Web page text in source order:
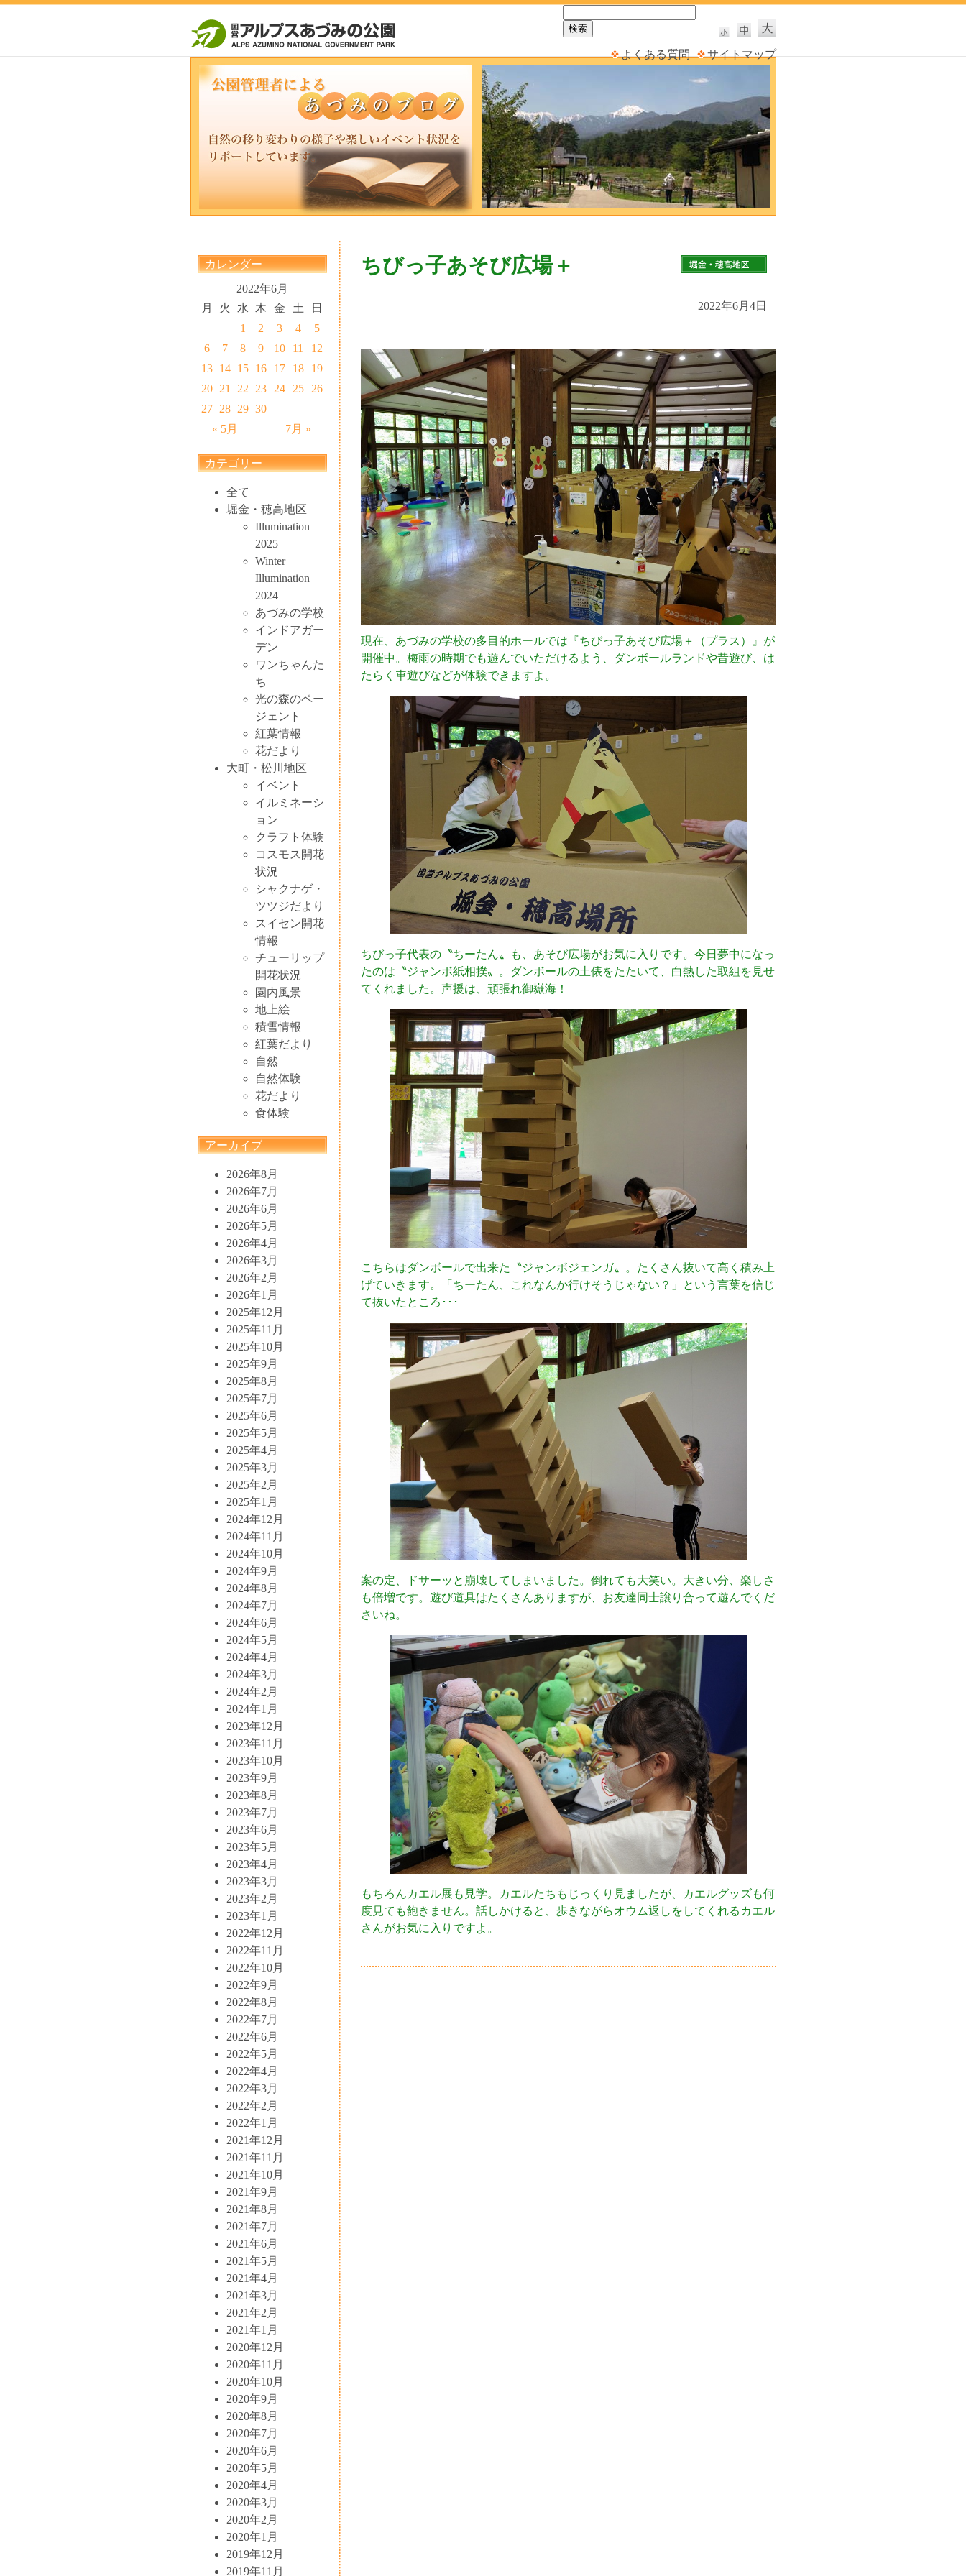
よくある質問 サイトマップ
カレンダー
2022年6月
月
火 水 木 金 土 日
« 5月 7月 »
1 2 3 4
5
6
7 8 9 10 11
12
13 14 15 16 17 18
19
20 21 22 23 24 25
26
27 28 29 30
カテゴリー
全て
堀金・穂高地区
Illumination
2025
Winter
Illumination
2024
あづみの学校
インドアガー
デン
ワンちゃんた
ち
光の森のペー
ジェント
紅葉情報
花だより
大町・松川地区
イベント
イルミネーシ
ョン
クラフト体験
コスモス開花
状況
シャクナゲ・
ツツジだより
スイセン開花
情報
チューリップ
開花状況
園内風景
地上絵
積雪情報
紅葉だより
自然
自然体験
花だより
食体験
アーカイブ
2026年8月
2026年7月
2026年6月
2026年5月
2026年4月
2026年3月
2026年2月
2026年1月
2025年12月
2025年11月
2025年10月
2025年9月
2025年8月
2025年7月
2025年6月
2025年5月
2025年4月
2025年3月
2025年2月
2025年1月
2024年12月
2024年11月
2024年10月
2024年9月
2024年8月
2024年7月
2024年6月
2024年5月
2024年4月
2024年3月
2024年2月
2024年1月
2023年12月
2023年11月
2023年10月
2023年9月
2023年8月
2023年7月
2023年6月
2023年5月
2023年4月
2023年3月
2023年2月
2023年1月
2022年12月
2022年11月
2022年10月
2022年9月
2022年8月
2022年7月
2022年6月
2022年5月
2022年4月
2022年3月
2022年2月
2022年1月
2021年12月
2021年11月
2021年10月
2021年9月
2021年8月
2021年7月
2021年6月
2021年5月
2021年4月
2021年3月
2021年2月
2021年1月
2020年12月
2020年11月
2020年10月
2020年9月
2020年8月
2020年7月
2020年6月
2020年5月
2020年4月
2020年3月
2020年2月
2020年1月
2019年12月
2019年11月
ちびっ子あそび広場＋
2022年6月4日
現在、あづみの学校の多目的ホールでは『ちびっ子あそび広場＋（プラス）』が
開催中。梅雨の時期でも遊んでいただけるよう、ダンボールランドや昔遊び、は
たらく車遊びなどが体験できますよ。
ちびっ子代表の〝ちーたん〟も、あそび広場がお気に入りです。今日夢中になっ
たのは〝ジャンボ紙相撲〟。ダンボールの土俵をたたいて、白熱した取組を見せ
てくれました。声援は、頑張れ御嶽海！
こちらはダンボールで出来た〝ジャンボジェンガ〟。たくさん抜いて高く積み上
げていきます。「ちーたん、これなんか行けそうじゃない？」という言葉を信じ
て抜いたところ･･･
案の定、ドサーッと崩壊してしまいました。倒れても大笑い。大きい分、楽しさ
も倍増です。遊び道具はたくさんありますが、お友達同士譲り合って遊んでくだ
さいね。
もちろんカエル展も見学。カエルたちもじっくり見ましたが、カエルグッズも何
度見ても飽きません。話しかけると、歩きながらオウム返しをしてくれるカエル
さんがお気に入りですよ。